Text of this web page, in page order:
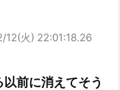
12(火) 22:01:18.26
前に消えてそう